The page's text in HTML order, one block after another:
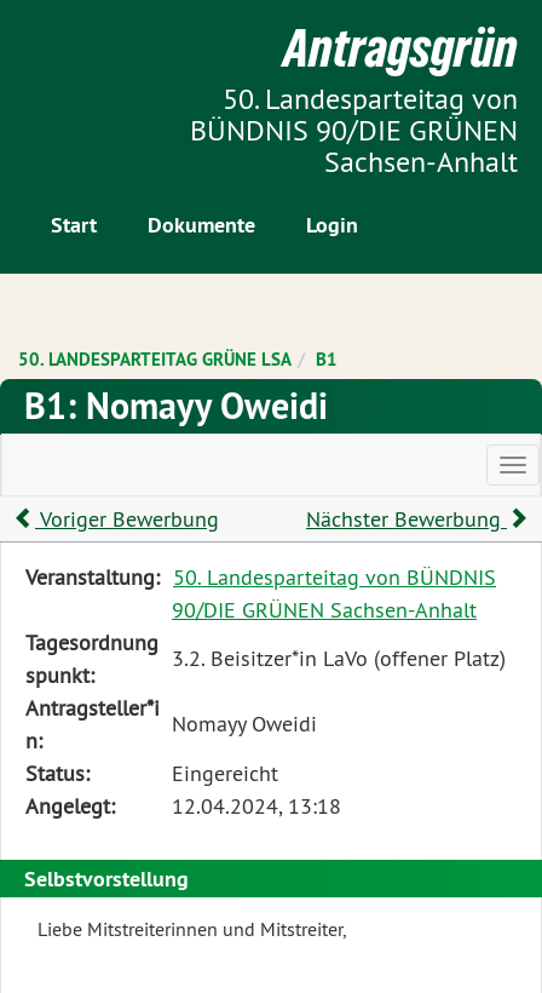
Start Dokumente Login
Antragsgrün
50. Landesparteitag von
BÜNDNIS 90/DIE GRÜNEN
Sachsen-Anhalt
50. LANDESPARTEITAG GRÜNE LSA B1
B1: Nomayy Oweidi
Voriger Bewerbung
Nächster Bewerbung
Diese
beschreibt
den
Status,
die
Antragstellerin
und
Rahmendaten
zum
Antrag
Veranstaltung: 50. Landesparteitag von BÜNDNIS
90/DIE GRÜNEN Sachsen-Anhalt
Tagesordnung
spunkt:
3.2. Beisitzer*in LaVo (offener Platz)
Antragsteller*i
n:
Nomayy Oweidi
Status:
Eingereicht
Angelegt:
12.04.2024, 13:18
Selbstvorstellung
Liebe Mitstreiterinnen und Mitstreiter,